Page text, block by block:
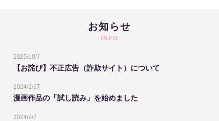
お知らせ
INFO
2025/10/7
【お詫び】不正広告（詐欺サイト）について
2024/2/27
漫画作品の「試し読み」を始めました
2024/2/7